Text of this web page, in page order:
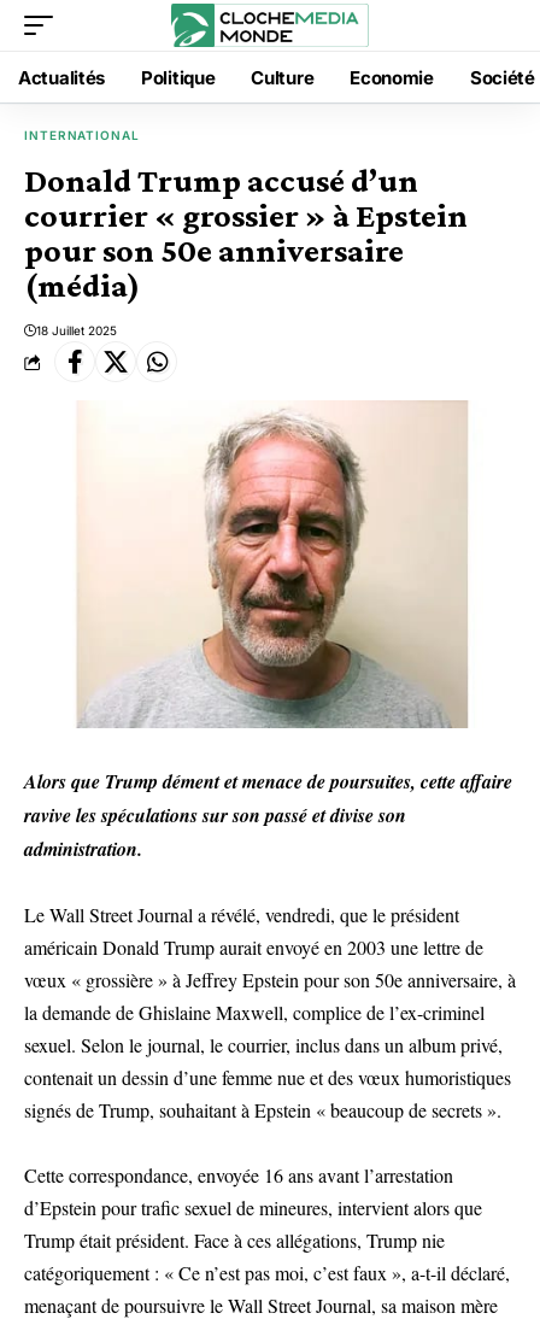
Actualités Politique Culture Economie Société
INTERNATIONAL
Donald Trump accusé d’un
courrier « grossier » à Epstein
pour son 50e anniversaire
(média)
18 Juillet 2025
Alors que Trump dément et menace de poursuites, cette affaire
ravive les spéculations sur son passé et divise son
administration.
Le Wall Street Journal a révélé, vendredi, que le président
américain Donald Trump aurait envoyé en 2003 une lettre de
vœux « grossière » à Jeffrey Epstein pour son 50e anniversaire, à
la demande de Ghislaine Maxwell, complice de l’ex-criminel
sexuel. Selon le journal, le courrier, inclus dans un album privé,
contenait un dessin d’une femme nue et des vœux humoristiques
signés de Trump, souhaitant à Epstein « beaucoup de secrets ».
Cette correspondance, envoyée 16 ans avant l’arrestation
d’Epstein pour trafic sexuel de mineures, intervient alors que
Trump était président. Face à ces allégations, Trump nie
catégoriquement : « Ce n’est pas moi, c’est faux », a-t-il déclaré,
menaçant de poursuivre le Wall Street Journal, sa maison mère